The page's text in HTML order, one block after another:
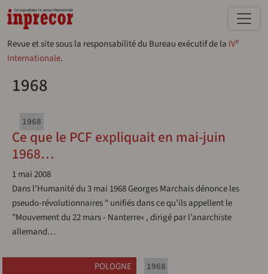
Aller au contenu principal
Revue et site sous la responsabilité du Bureau exécutif de la IVe
Internationale.
1968
1968
Ce que le PCF expliquait en mai-juin
1968…
1 mai 2008
Dans l’Humanité du 3 mai 1968 Georges Marchais dénonce les
pseudo-révolutionnaires " unifiés dans ce qu’ils appellent le
"Mouvement du 22 mars - Nanterre« , dirigé par l’anarchiste
allemand…
POLOGNE 1968